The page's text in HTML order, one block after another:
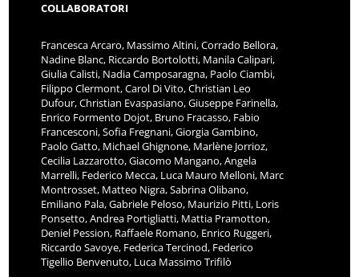
COLLABORATORI
Francesca Arcaro, Massimo Altini, Corrado Bellora,
Nadine Blanc, Riccardo Bortolotti, Manila Calipari,
Giulia Calisti, Nadia Camposaragna, Paolo Ciambi,
Filippo Clermont, Carol Di Vito, Christian Leo
Dufour, Christian Evaspasiano, Giuseppe Farinella,
Enrico Formento Dojot, Bruno Fracasso, Fabio
Francesconi, Sofia Fregnani, Giorgia Gambino,
Paolo Gatto, Michael Ghignone, Marlène Jorrioz,
Cecilia Lazzarotto, Giacomo Mangano, Angela
Marrelli, Federico Mecca, Luca Mauro Melloni, Marc
Montrosset, Matteo Nigra, Sabrina Olibano,
Emiliano Pala, Gabriele Peloso, Maurizio Pitti, Loris
Ponsetto, Andrea Portigliatti, Mattia Pramotton,
Deniel Pession, Raffaele Romano, Enrico Ruggeri,
Riccardo Savoye, Federica Tercinod, Federico
Tigellio Benvenuto, Luca Massimo Trifilò